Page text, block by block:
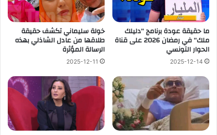
ما حقيقة عودة برنامج ”دليلك
ملك” في رمضان 2026 على قناة
الحوار التونسي
2025-12-14
خولة سليماني تكشف حقيقة
طلاقها من عادل الشاذلي بهذه
الرسالة المؤثرة
2025-12-11